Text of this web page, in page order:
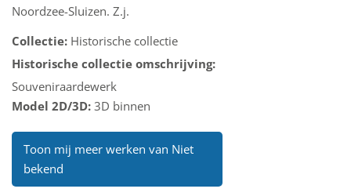
Noordzee-Sluizen. Z.j.
Collectie: Historische collectie
Historische collectie omschrijving:
Souveniraardewerk
Model 2D/3D: 3D binnen
Toon mij meer werken van Niet
bekend